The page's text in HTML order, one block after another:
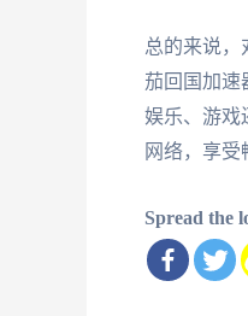
总的来说，
茄回国加速
娱乐、游戏
网络，享受
Spread the